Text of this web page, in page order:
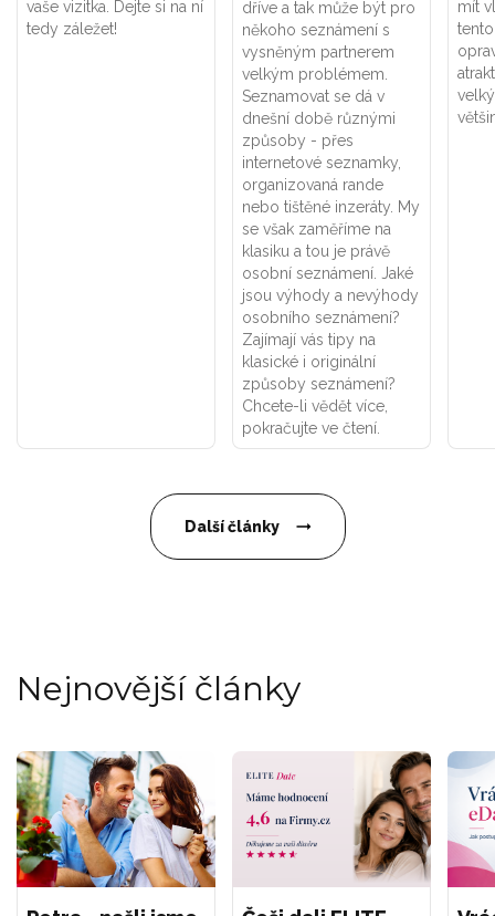
vaše vizitka. Dejte si na ní
tedy záležet!
dříve a tak může být pro
někoho seznámení s
vysněným partnerem
velkým problémem.
Seznamovat se dá v
dnešní době různými
způsoby - přes
internetové seznamky,
organizovaná rande
nebo tištěné inzeráty. My
se však zaměříme na
klasiku a tou je právě
osobní seznámení. Jaké
jsou výhody a nevýhody
osobního seznámení?
Zajímají vás tipy na
klasické i originální
způsoby seznámení?
Chcete-li vědět více,
pokračujte ve čtení.
mít
Další články
Nejnovější články